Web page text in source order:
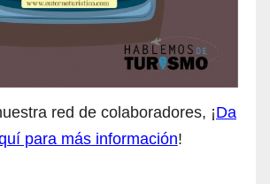
red de colaboradores, ¡Da
para más información!